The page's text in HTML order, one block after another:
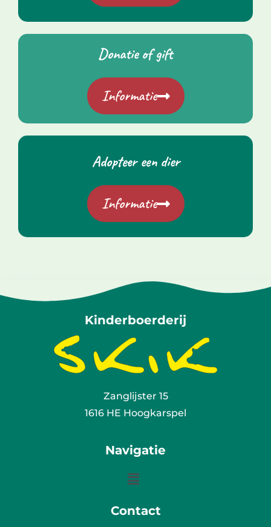
Donatie of gift
Informatie
Adopteer een dier
Informatie
Kinderboerderij
Zanglijster 15
1616 HE Hoogkarspel
Navigatie
Contact